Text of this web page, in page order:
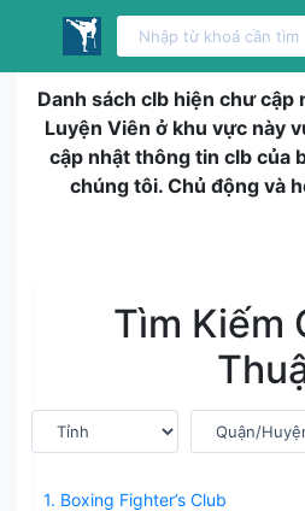
Danh sách clb hiện chư cập
Luyện Viên ở khu vực này
cập nhật thông tin clb của
chúng tôi. Chủ động và
Tìm Kiếm
1. Boxing Fighter’s Club